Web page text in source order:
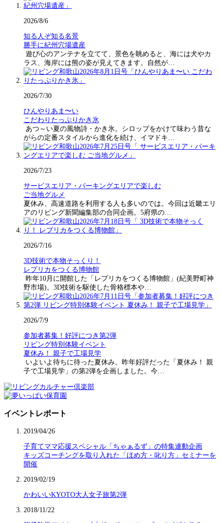
2026/8/6
知る人ぞ知る名景
勝手に紀州穴場遺産
遊び心のアンテナを立てて、景色を眺めると、海には犬やカ
ラス、海岸には熊の姿が見えてきます。自然が…
2026/7/30
ひんやりあま〜い
こだわりたっぷりかき氷
あつ～い夏の風物詩・かき氷。シロップをかけて味わう昔な
がらの定番スタイルから進化を続け、イマドキ…
2026/7/23
サービスエリア・パーキングエリアで楽しむ
ご当地グルメ
夏休み、高速道路を利用する人も多いのでは。今回は近畿エリ
アのリビング新聞編集部の合同企画。5府県の…
2026/7/16
3D技術で本物そっくり！
レプリカをつくる博物館
昨年10月に開館した「レプリカをつくる博物館」(紀美野町神
野市場)。3D技術を駆使した骨格標本や…
2026/7/9
参加者募集！好評につき第2弾
リビング特別体験イベント
夏休み！ 親子で工場見学
いよいよ待ちに待った夏休み。昨年好評だった「夏休み！ 親
子で工場見学」の第2弾を企画しました。今…
イベントレポート
2019/04/26
子育てママ応援スペシャル「ちゃぁるず」の特集連動企画
キッズコーチングを取り入れた「ほめ方・叱り方」セミナーを
開催
2019/02/19
かわいいKYOTO大人女子旅第2弾
2018/11/22